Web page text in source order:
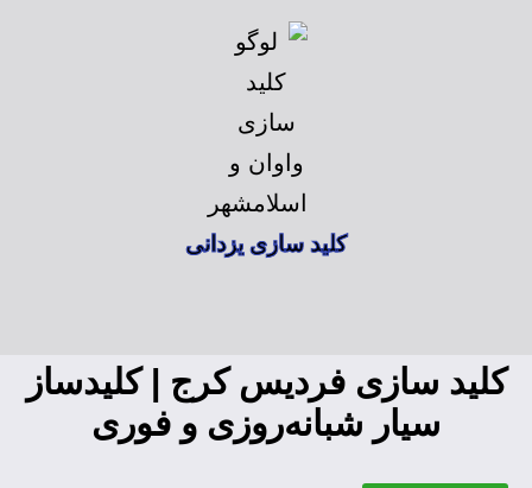
کلید سازی یزدانی
کلید سازی فردیس کرج | کلیدساز
سیار شبانه‌روزی و فوری